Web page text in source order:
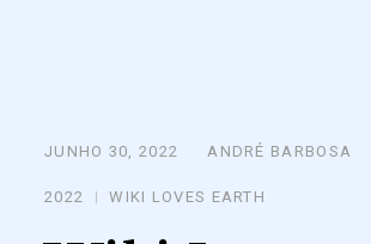
Posted
on
JUNHO 30, 2022 ANDRÉ BARBOSA
2022 WIKI LOVES EARTH